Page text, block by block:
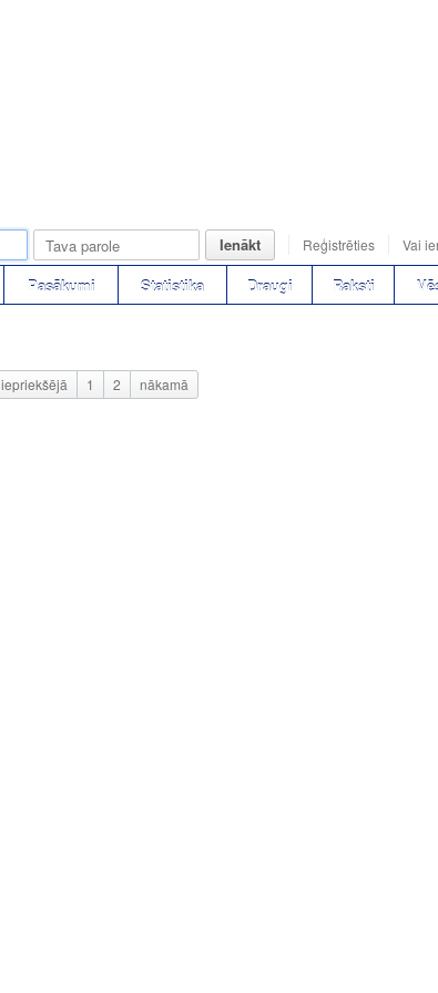
Ienākt Reģistrēties Vai
Pasākumi Statistika Draugi Raksti
iepriekšējā 1 2 nākamā